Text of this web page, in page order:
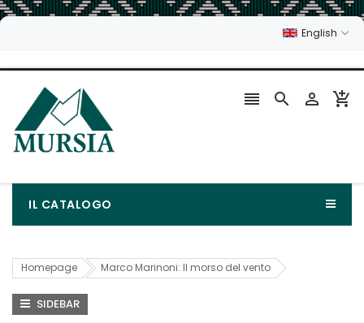
English
   
IL CATALOGO
Homepage Marco Marinoni: Il morso del vento
SIDEBAR